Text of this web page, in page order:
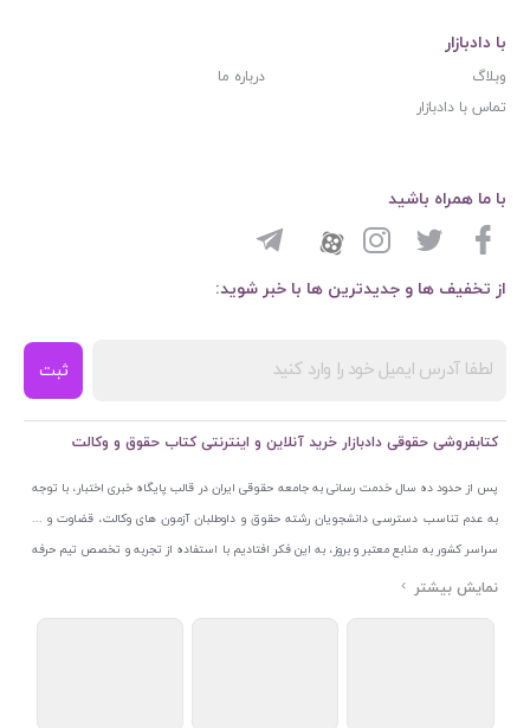
با دادبازار
وبلاگ
درباره ما
تماس با دادبازار
از تخفیف ها و جدیدترین ها با خبر شوید:
ثبت
با ما همراه باشید
کتابفروشی حقوقی دادبازار خرید آنلاین و اینترنتی کتاب حقوق و وکالت
پس از حدود ده سال خدمت رسانی به جامعه حقوقی ایران در قالب پایگاه خبری اختبار، با توجه
به عدم تناسب دسترسی دانشجویان رشته حقوق و داوطلبان آزمون های وکالت، قضاوت و ...
سراسر کشور به منابع معتبر و بروز، به این فکر افتادیم با استفاده از تجربه و تخصص تیم حرفه
ای اختبار خدمتی جدید به جامعه حقوقی ایران ارائه کنیم. به این منظور با راه اندازی و تجهیز